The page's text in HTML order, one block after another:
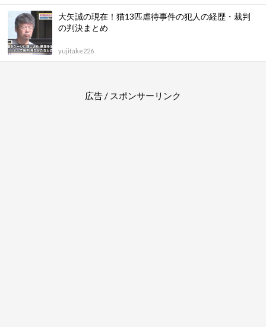
大矢誠の現在！猫13匹虐待事件の犯人の経歴・裁判
の判決まとめ
yujitake226
広告 / スポンサーリンク